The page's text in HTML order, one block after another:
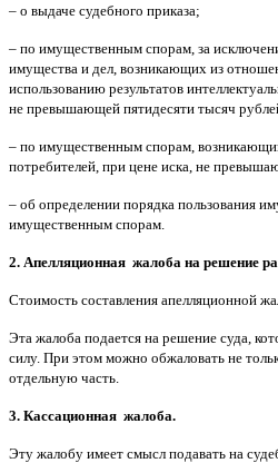
– о выдаче судебного приказа;
– по имущественным спорам, за
имущества и дел, возникающих из
использованию результатов
не превышающей пятидесяти тысяч
– по имущественным спорам,
потребителей, при цене иска, не
– об определении порядка пользования
имущественным спорам.
2. Апелляционная жалоба на решение
Стоимость составления апелляционной
Эта жалоба подается на решение суда,
силу. При этом можно обжаловать не
отдельную часть.
3. Кассационная жалоба.
Эту жалобу имеет смысл подавать на